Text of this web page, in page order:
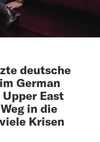
deutsche
German
East
in die
Krisen